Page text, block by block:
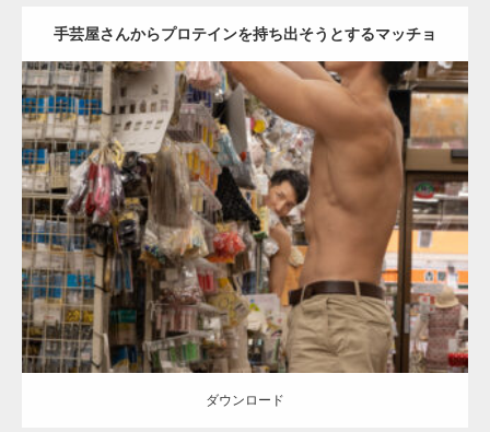
手芸屋さんからプロテインを持ち出そうとするマッチョ
Update:2024.06.21
Category:手芸屋さんのマッチョ（方南町） kaichan
AKIHITO(細マッ
チョ)
SOSUKE 背中 方南町（東京）
ダウンロード
ダウンロード